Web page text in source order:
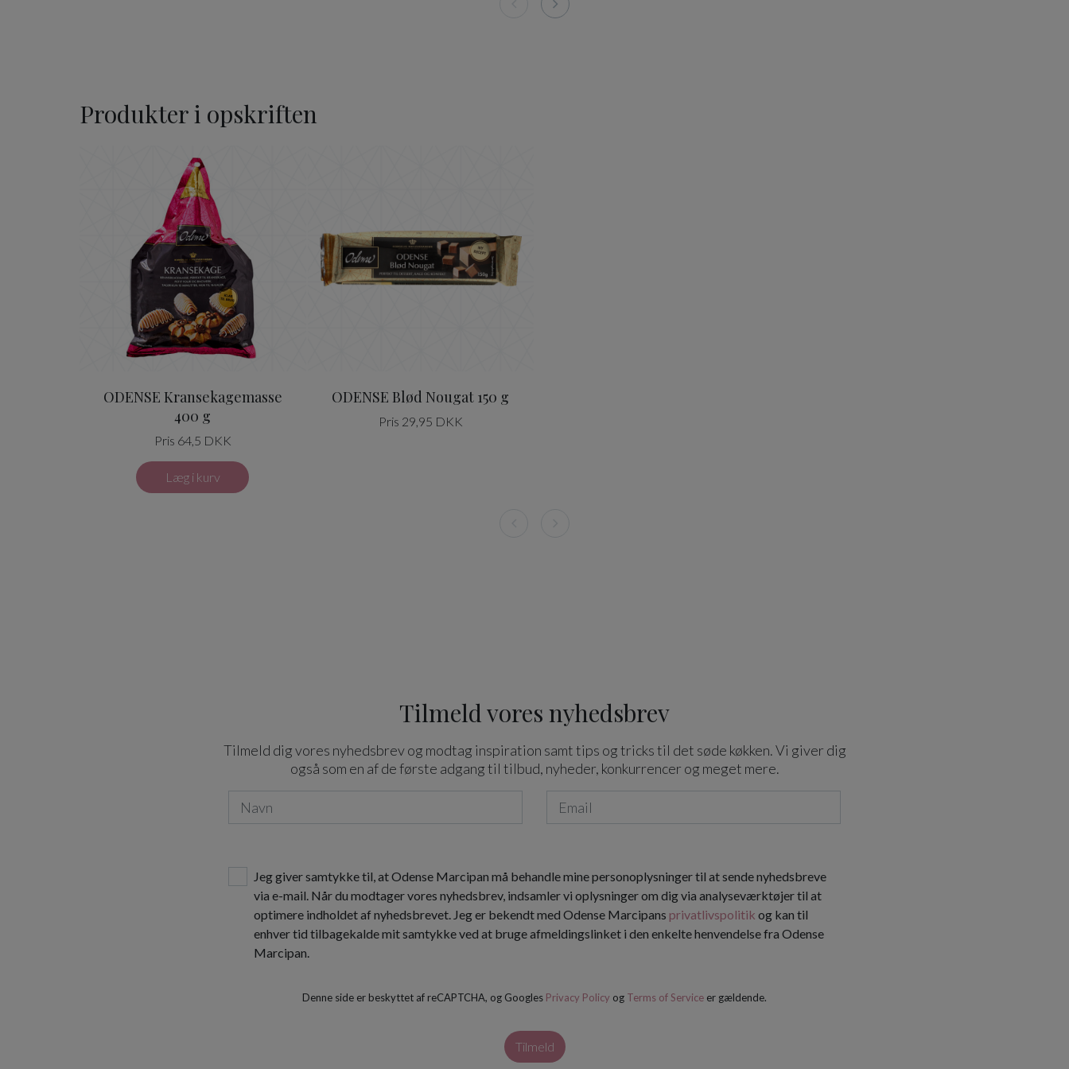
Produkter i opskriften
ODENSE Kransekagemasse
400 g
Pris 64,5 DKK
Læg i kurv
ODENSE Kransekagemasse 400 g
ODENSE Blød Nougat 150 g
Pris 29,95 DKK
Tilmeld vores nyhedsbrev
Tilmeld dig vores nyhedsbrev og modtag inspiration samt tips og tricks til det søde køkken. Vi giver dig
også som en af de første adgang til tilbud, nyheder, konkurrencer og meget mere.
Jeg giver samtykke til, at Odense Marcipan må behandle mine personoplysninger til at sende nyhedsbreve
via e-mail. Når du modtager vores nyhedsbrev, indsamler vi oplysninger om dig via analyseværktøjer til at
optimere indholdet af nyhedsbrevet. Jeg er bekendt med Odense Marcipans privatlivspolitik og kan til
enhver tid tilbagekalde mit samtykke ved at bruge afmeldingslinket i den enkelte henvendelse fra Odense
Marcipan.
Denne side er beskyttet af reCAPTCHA, og Googles Privacy Policy og Terms of Service er gældende.
Tilmeld